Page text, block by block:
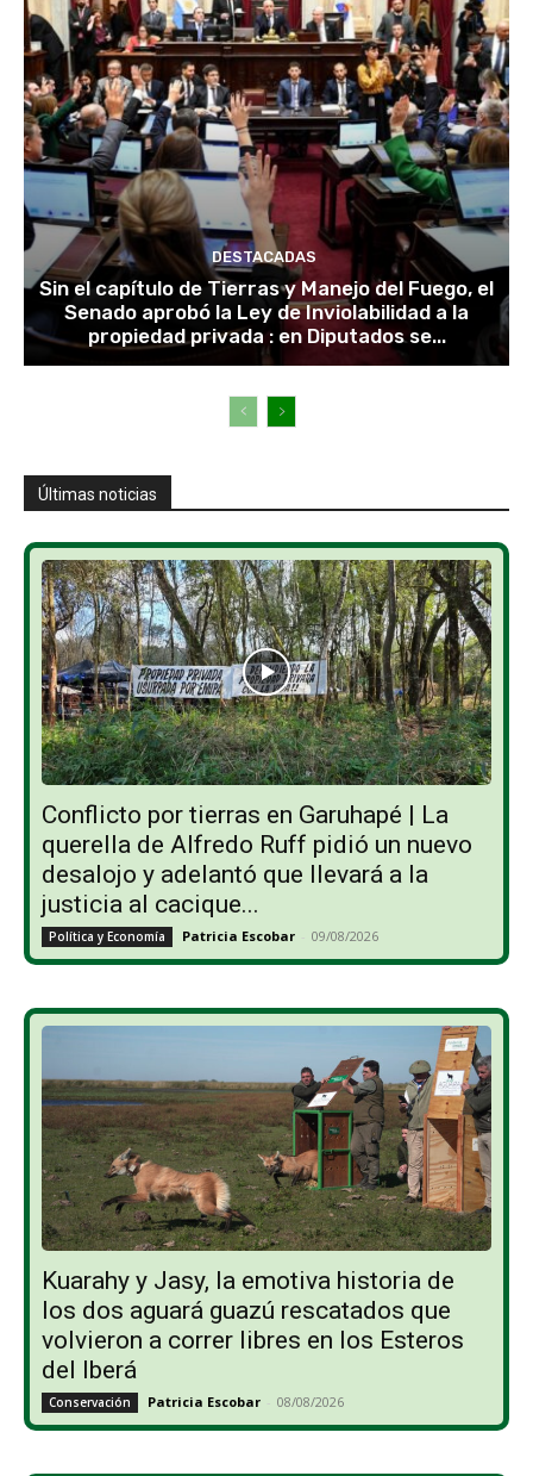
DESTACADAS
Sin el capítulo de Tierras y Manejo del Fuego, el
Senado aprobó la Ley de Inviolabilidad a la
propiedad privada : en Diputados se...
Últimas noticias
Conflicto por tierras en Garuhapé | La
querella de Alfredo Ruff pidió un nuevo
desalojo y adelantó que llevará a la
justicia al cacique...
Política y Economía Patricia Escobar - 09/08/2026
Kuarahy y Jasy, la emotiva historia de
los dos aguará guazú rescatados que
volvieron a correr libres en los Esteros
del Iberá
Conservación Patricia Escobar - 08/08/2026